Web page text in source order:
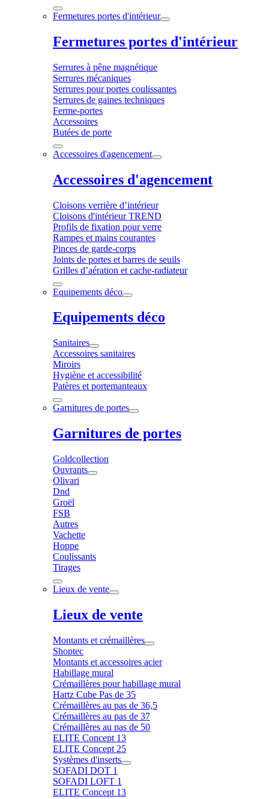
Fermetures portes d'intérieur
Fermetures portes d'intérieur
Serrures à pêne magnétique
Serrures mécaniques
Serrures pour portes coulissantes
Serrures de gaines techniques
Ferme-portes
Accessoires
Butées de porte
Accessoires d'agencement
Accessoires d'agencement
Cloisons verrière d’intérieur
Cloisons d'intérieur TREND
Profils de fixation pour verre
Rampes et mains courantes
Pinces de garde-corps
Joints de portes et barres de seuils
Grilles d’aération et cache-radiateur
Equipements déco
Equipements déco
Sanitaires
Accessoires sanitaires
Miroirs
Hygiène et accessibilité
Patères et portemanteaux
Garnitures de portes
Garnitures de portes
Goldcollection
Ouvrants
Olivari
Dnd
Groël
FSB
Autres
Vachette
Hoppe
Coulissants
Tirages
Lieux de vente
Lieux de vente
Montants et crémaillères
Shoptec
Montants et accessoires acier
Habillage mural
Crémaillères pour habillage mural
Hartz Cube Pas de 35
Crémaillères au pas de 36,5
Crémaillères au pas de 37
Crémaillères au pas de 50
ELITE Concept 13
ELITE Concept 25
Systèmes d'inserts
SOFADI DOT 1
SOFADI LOFT 1
ELITE Concept 13